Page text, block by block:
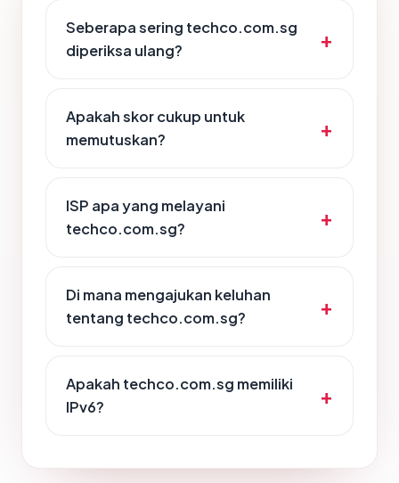
Seberapa sering techco.com.sg
diperiksa ulang?
Apakah skor cukup untuk
memutuskan?
ISP apa yang melayani
techco.com.sg?
Di mana mengajukan keluhan
tentang techco.com.sg?
Apakah techco.com.sg memiliki
IPv6?